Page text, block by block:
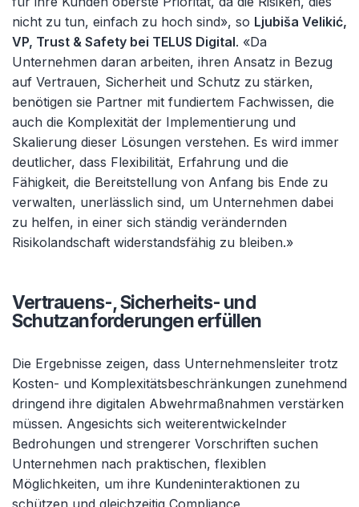
nicht zu tun, einfach zu hoch sind», so Ljubiša Velikić,
VP, Trust & Safety bei TELUS Digital. «Da
Unternehmen daran arbeiten, ihren Ansatz in Bezug
auf Vertrauen, Sicherheit und Schutz zu stärken,
benötigen sie Partner mit fundiertem Fachwissen, die
auch die Komplexität der Implementierung und
Skalierung dieser Lösungen verstehen. Es wird immer
deutlicher, dass Flexibilität, Erfahrung und die
Fähigkeit, die Bereitstellung von Anfang bis Ende zu
verwalten, unerlässlich sind, um Unternehmen dabei
zu helfen, in einer sich ständig verändernden
Risikolandschaft widerstandsfähig zu bleiben.»
Vertrauens-, Sicherheits- und
Schutzanforderungen erfüllen
Die Ergebnisse zeigen, dass Unternehmensleiter trotz
Kosten- und Komplexitätsbeschränkungen zunehmend
dringend ihre digitalen Abwehrmaßnahmen verstärken
müssen. Angesichts sich weiterentwickelnder
Bedrohungen und strengerer Vorschriften suchen
Unternehmen nach praktischen, flexiblen
Möglichkeiten, um ihre Kundeninteraktionen zu